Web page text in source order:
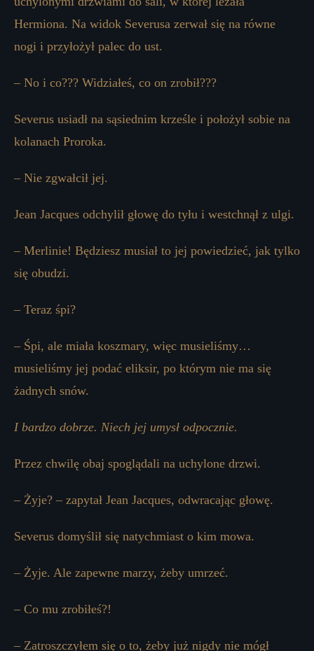
Hermiona. Na widok Severusa zerwał się na równe
nogi i przyłożył palec do ust.
– No i co??? Widziałeś, co on zrobił???
Severus usiadł na sąsiednim krześle i położył sobie na
kolanach Proroka.
– Nie zgwałcił jej.
Jean Jacques odchylił głowę do tyłu i westchnął z ulgi.
– Merlinie! Będziesz musiał to jej powiedzieć, jak tylko
się obudzi.
– Teraz śpi?
– Śpi, ale miała koszmary, więc musieliśmy…
musieliśmy jej podać eliksir, po którym nie ma się
żadnych snów.
I bardzo dobrze. Niech jej umysł odpocznie.
Przez chwilę obaj spoglądali na uchylone drzwi.
– Żyje? – zapytał Jean Jacques, odwracając głowę.
Severus domyślił się natychmiast o kim mowa.
– Żyje. Ale zapewne marzy, żeby umrzeć.
– Co mu zrobiłeś?!
– Zatroszczyłem się o to, żeby już nigdy nie mógł